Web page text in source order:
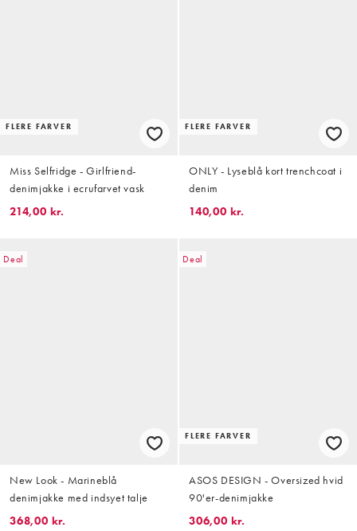
FLERE FARVER
Miss Selfridge - Girlfriend-
denimjakke i ecrufarvet vask
214,00 kr.
FLERE FARVER
ONLY - Lyseblå kort trenchcoat i
denim
140,00 kr.
Deal
New Look - Marineblå
denimjakke med indsyet talje
368,00 kr.
Deal
FLERE FARVER
ASOS DESIGN - Oversized hvid
90'er-denimjakke
306,00 kr.